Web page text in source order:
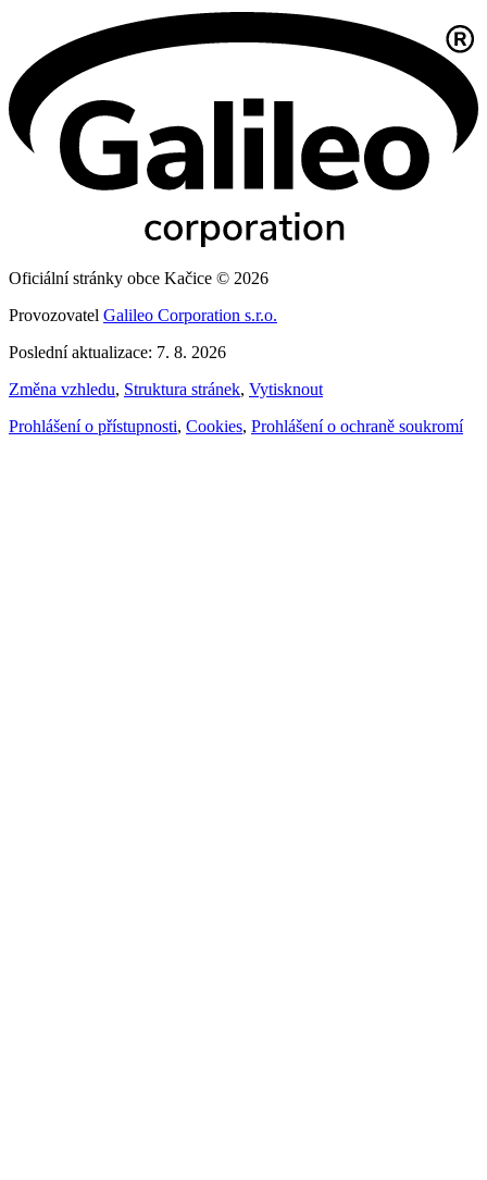
Oficiální stránky obce Kačice © 2026
Provozovatel Galileo Corporation s.r.o.
Poslední aktualizace: 7. 8. 2026
Změna vzhledu, Struktura stránek, Vytisknout
Prohlášení o přístupnosti, Cookies, Prohlášení o ochraně soukromí